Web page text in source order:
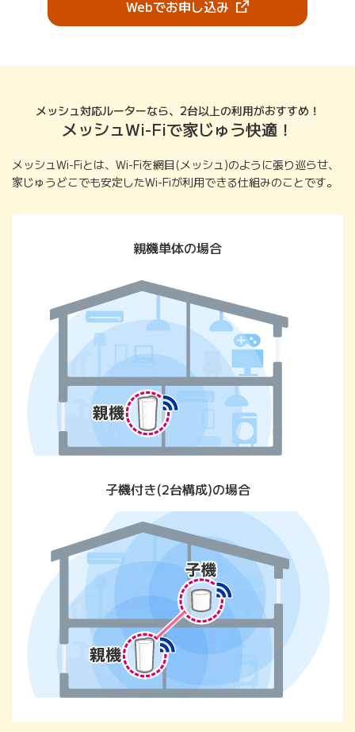
Webでお申し込み（新しいタブで開き
メッシュ対応ルーターなら、2台以上の利用がおすすめ！
メッシュWi-Fiで家じゅう快適！
メッシュWi-Fiとは、Wi-Fiを網目(メッシュ)のように張り巡らせ、
家じゅうどこでも安定したWi-Fiが利用できる仕組みのことです。
親機単体の場合
子機付き(2台構成)の場合